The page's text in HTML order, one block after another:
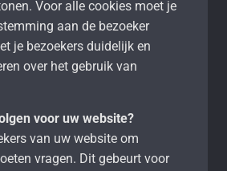
Voor alle cookies moet je
aan de bezoeker
je bezoekers duidelijk en
over het gebruik van
voor uw website?
van uw website om
vragen. Dit gebeurt voor